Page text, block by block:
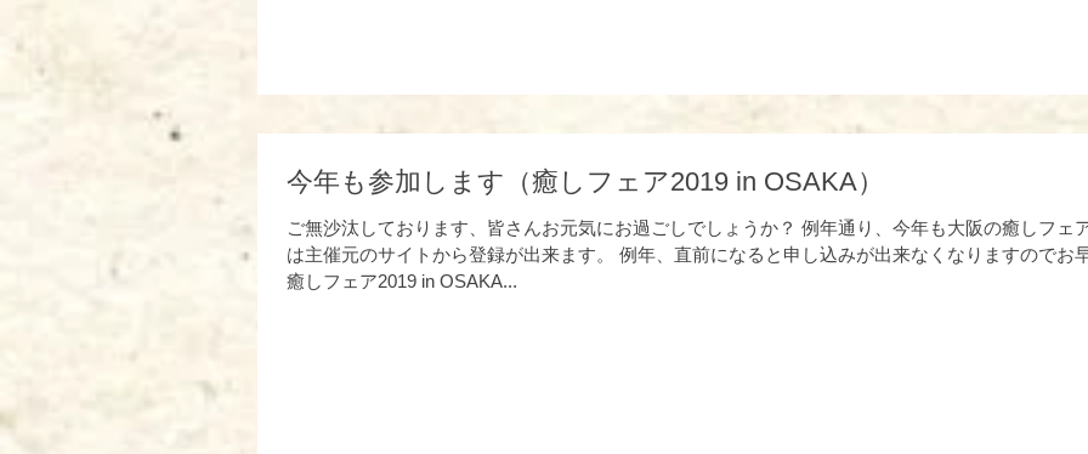
今年も参加します（癒しフェア2019 in OSAKA）
ご無沙汰しております、皆さんお元気にお過ごしでしょうか？ 例年通り、今年も大阪の癒しフェ
は主催元のサイトから登録が出来ます。 例年、直前になると申し込みが出来なくなりますのでお
癒しフェア2019 in OSAKA...